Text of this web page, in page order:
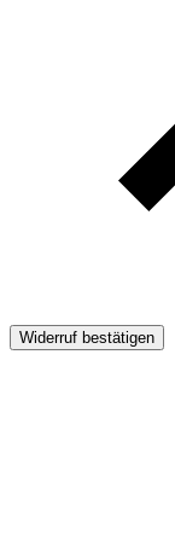
Widerruf bestätigen